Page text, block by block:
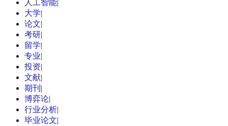
人工智能|
大学|
论文|
考研|
留学|
专业|
投资|
文献|
期刊 |
博弈论|
行业分析|
毕业论文|